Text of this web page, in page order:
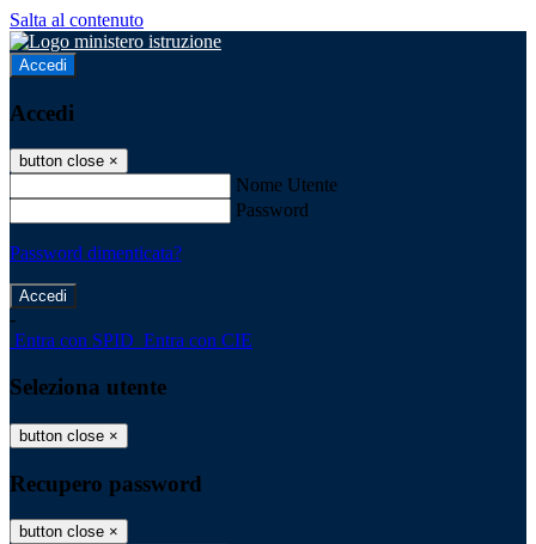
Salta al contenuto
Accedi
Accedi
button close ×
Nome Utente
Password
Password dimenticata?
-
Entra con SPID Entra con CIE
Seleziona utente
button close ×
Recupero password
button close ×